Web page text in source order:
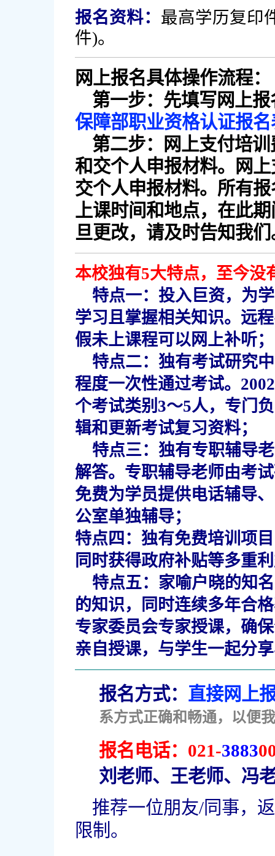
报名资料： 最高学历复印
件)。
网上报名具体操作流程：
第一步：先填写网上报
保障部职业资格认证报名
第二步：网上支付培训
和交个人申报材料。网
交个人申报材料。所有
上课时间和地点，在此
旦更改，请及时告知我们
本校独有5大特点，至今没
特点一：投入巨资，为
学习且掌握相关知识。远
假未上课程可以网上补听；
特点二：独有考试研究
程度一次性通过考试。
个考试类别3～5人，专门
辑和更新考试复习资料；
特点三：独有专职辅导
解答。专职辅导老师由考
免费为学员提供电话辅导
公室单独辅导；
特点四：独有免费培训项
同时获得政府补贴等多重
特点五： 家喻户晓的知
的知识，同时连续多年合
专家委员会专家授课，确
亲自授课，与学生一起分
报名方式： 直接网上
系方式正确和畅通，以便
报名电话： 021-3883
刘老师、王老师、冯
推荐一位朋友/同事，
限制。